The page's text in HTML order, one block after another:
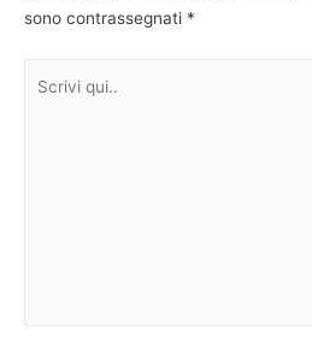
sono contrassegnati *